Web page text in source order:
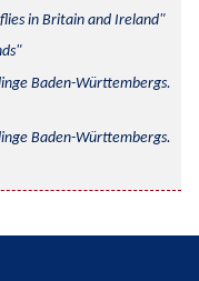
in Britain and Ireland
Baden-Württembergs.
Baden-Württembergs.